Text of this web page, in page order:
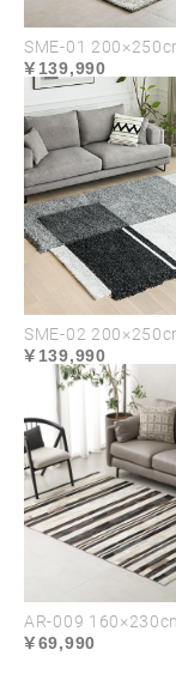
天然皮革の
用。非常に
る、なめら
良さと、見
す。
風合いを深め
ング
経年変化で味
天然皮革の特
むことで艶や
り、独特の風合
ます。
SME-01
139,990
SME-02
139,990
AR-009
69,990